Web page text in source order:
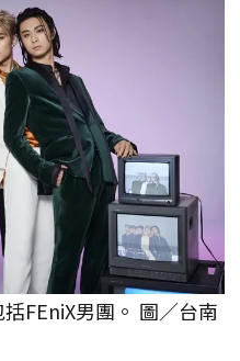
FEniX男團。 圖／台南